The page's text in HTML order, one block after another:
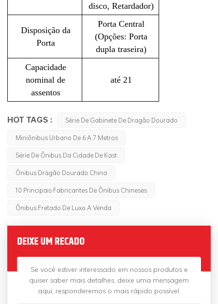
disco, Retardador)
Disposição da
Porta
Porta Central
(Opções: Porta
dupla traseira)
Capacidade
nominal de
assentos
até 21
HOT TAGS :
Série De Gabinete De Dragão Dourado
Miniônibus Urbano De 6 A 7 Metros
Série De Ônibus Da Cidade De Kast
Ônibus Dragão Dourado China
10 Principais Fabricantes De Ônibus Chineses
Ônibus Fretado De Luxo A Venda
DEIXE UM RECADO
Se você estiver interessado em nossos produtos e
quiser saber mais detalhes, deixe uma mensagem
aqui, responderemos o mais rápido possível.